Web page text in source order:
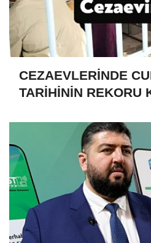
CEZAEVLERİNDE
TARİHİNİN REKORU